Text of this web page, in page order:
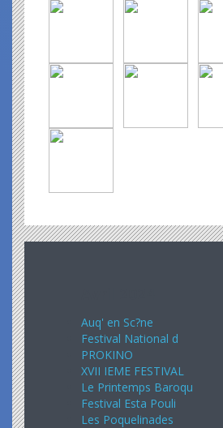
Auq' en Sc?ne
Festival National d
PROKINO
XVII IEME FESTIVAL
Le Printemps Baroqu
Festival Esta Pouli
Les Poquelinades